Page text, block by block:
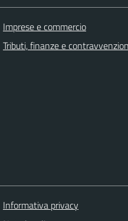
Imprese e commercio
Tributi, finanze e
Informativa privacy